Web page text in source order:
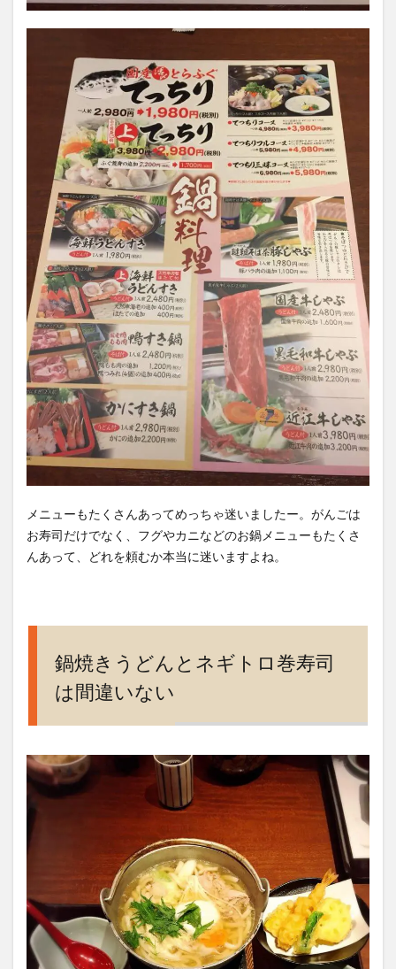
メニューもたくさんあってめっちゃ迷いましたー。がんごは
お寿司だけでなく、フグやカニなどのお鍋メニューもたくさ
んあって、どれを頼むか本当に迷いますよね。
鍋焼きうどんとネギトロ巻寿司
は間違いない